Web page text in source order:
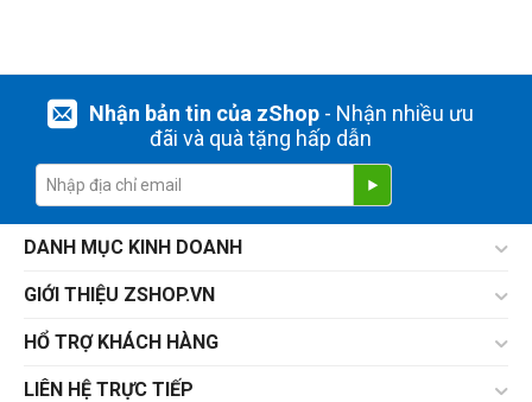
Nhận bản tin của zShop- Nhận nhiều ưu
đãi và quà tặng hấp dẫn
DANH MỤC KINH DOANH
GIỚI THIỆU ZSHOP.VN
HỔ TRỢ KHÁCH HÀNG
LIÊN HỆ TRỰC TIẾP